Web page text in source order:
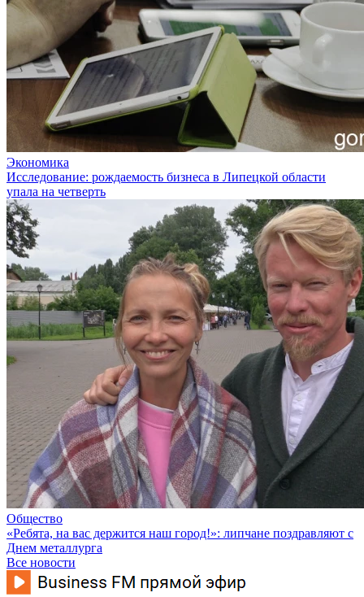
Экономика
Исследование: рождаемость бизнеса в Липецкой области
упала на четверть
Общество
«Ребята, на вас держится наш город!»: липчане поздравляют с
Днем металлурга
Все новости